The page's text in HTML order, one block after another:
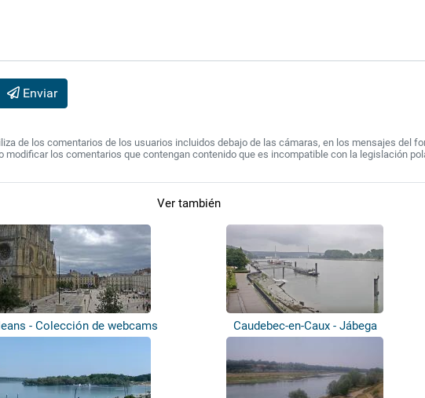
Enviar
de los comentarios de los usuarios incluidos debajo de las cámaras, en los mensajes del
modificar los comentarios que contengan contenido que es incompatible con la legislación
Ver también
- Colección de webcams Caudebec-en-Caux - Jábega